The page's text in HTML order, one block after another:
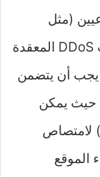
(مثل
حملات التسويق الناجحة) وبين هجمات DDoS المعقدة
يجب أن يتضمن
حيث يمكن
للنظام التوسع تلقائياً (Auto-scaling) لامتصاص
الموقع